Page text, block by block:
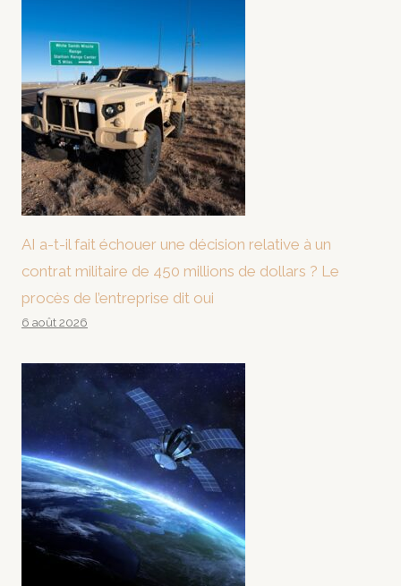
AI a-t-il fait échouer une décision relative à un
contrat militaire de 450 millions de dollars ? Le
procès de l’entreprise dit oui
6 août 2026